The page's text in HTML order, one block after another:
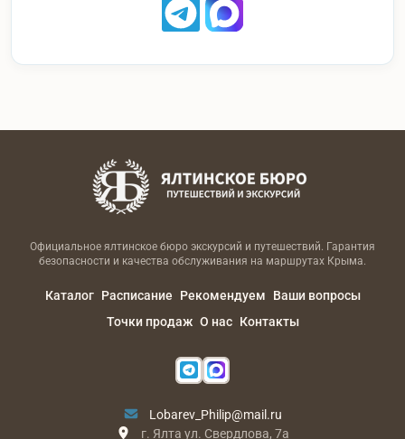
Официальное ялтинское бюро экскурсий и путешествий. Гарантия
безопасности и качества обслуживания на маршрутах Крыма.
Каталог Расписание Рекомендуем
Ваши вопросы
Точки продаж О нас Контакты
Lobarev_Philip@mail.ru
г. Ялта ул. Свердлова, 7а